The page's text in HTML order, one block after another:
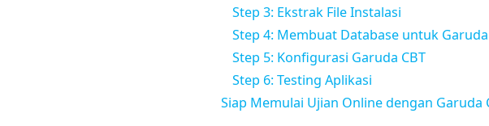
Step 3: Ekstrak File Instalasi
Step 4: Membuat Database untuk Garuda
Step 5: Konfigurasi Garuda CBT
Step 6: Testing Aplikasi
Siap Memulai Ujian Online dengan Garuda